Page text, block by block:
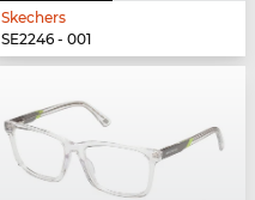
Skechers
SE2246 - 001